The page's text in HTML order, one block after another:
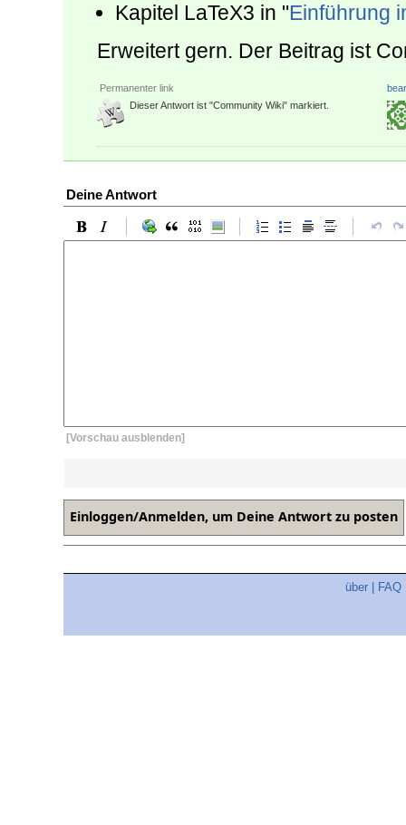
Kapitel LaTeX3 in "Einführung
Erweitert gern. Der Beitrag ist
Permanenter link
Dieser Antwort ist "Community Wiki" markiert.
Deine Antwort
[Vorschau ausblenden]
über FAQ